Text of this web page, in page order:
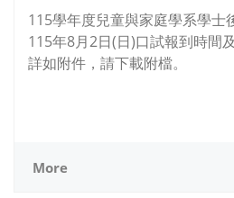
115學年度兒童與家庭學系學士
115年8月2日(日)口試報到時間
詳如附件，請下載附檔。
More